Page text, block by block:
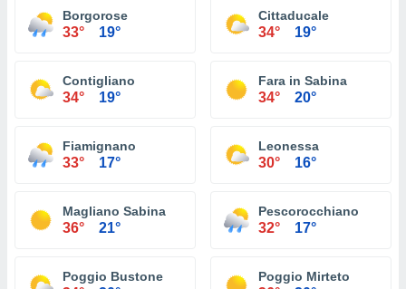
Borgorose
33° 19°
Cittaducale
34° 19°
Contigliano
34° 19°
Fara in Sabina
34° 20°
Fiamignano
33° 17°
Leonessa
30° 16°
Magliano Sabina
36° 21°
Pescorocchiano
32° 17°
Poggio Bustone Poggio Mirteto